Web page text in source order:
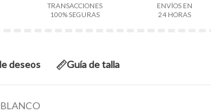
TRANSACCIONES
100% SEGURAS
ENVÍOS EN
24 HORAS
deseos Guía de talla